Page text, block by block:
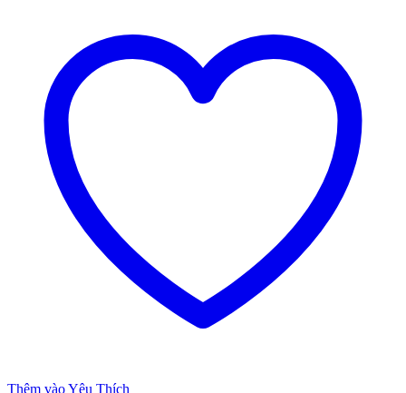
Thêm vào Yêu Thích